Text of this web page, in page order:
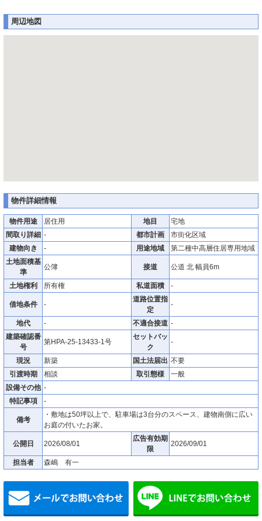
周辺地図
物件詳細情報
物件用途 居住用 地目
宅地
間取り詳細 - 都市計画
市街化区域
建物向き
- 用途地域
第二種中高層住居専用地域
土地面積基
準
公簿 接道 公道 北 幅員6m
土地権利 所有権 私道面積 -
借地条件 -
道路位置指
定
-
地代 - 不適合接道 -
建築確認番
号
第HPA-25-13433-1号
セットバッ
ク
-
現況 新築 国土法届出 不要
引渡時期
相談 取引態様
一般
設備その他 -
特記事項
-
備考
・敷地は50坪以上で、駐車場は3台分のスペース、建物南側に広い
お庭の付いたお家。
公開日 2026/08/01
広告有効期
限
2026/09/01
担当者 森嶋 有一
メールでお問い合わせ